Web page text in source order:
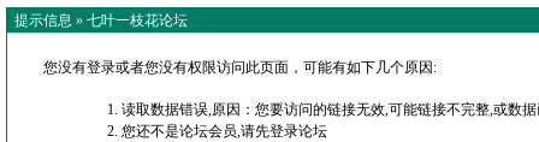
提示信息 » 七叶一枝花论坛
您没有登录或者您没有权限访问此页面，可能有如下几个原因:
读取数据错误,原因：您要访问的链接无效,可能链接不完整,或数
您还不是论坛会员,请先登录论坛